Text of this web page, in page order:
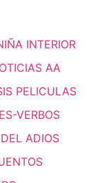
INTERIOR
AA
PELICULAS
VERBOS
ADIOS